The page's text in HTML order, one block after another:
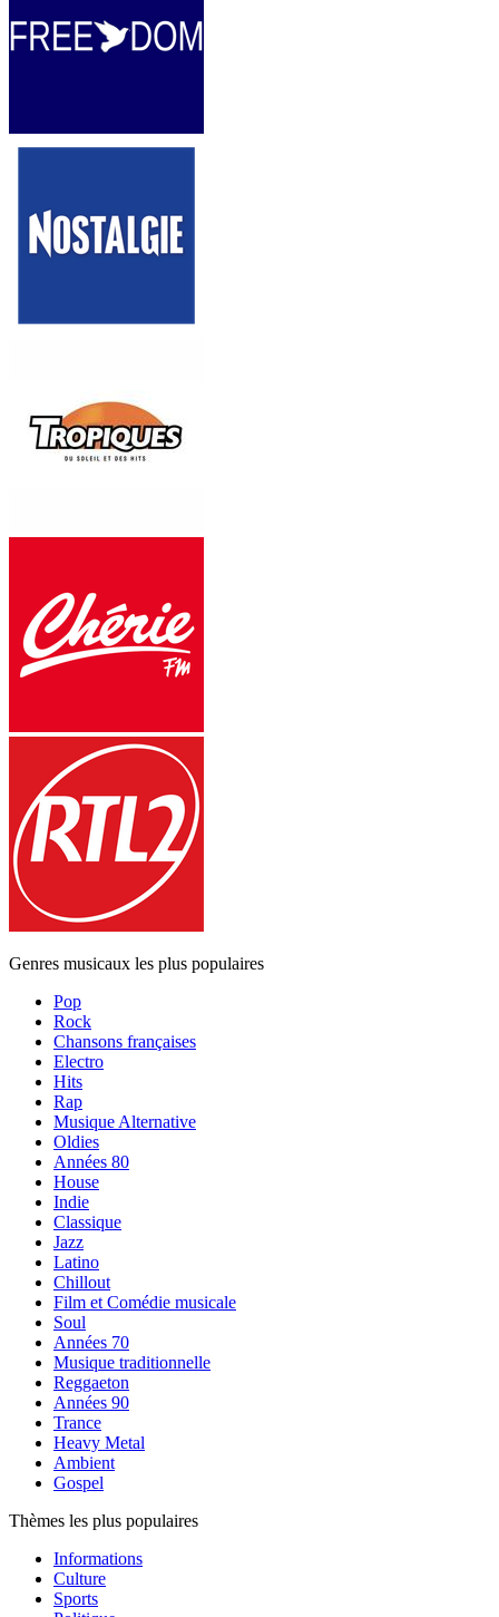
Genres musicaux les plus populaires
Pop
Rock
Chansons françaises
Electro
Hits
Rap
Musique Alternative
Oldies
Années 80
House
Indie
Classique
Jazz
Latino
Chillout
Film et Comédie musicale
Soul
Années 70
Musique traditionnelle
Reggaeton
Années 90
Trance
Heavy Metal
Ambient
Gospel
Thèmes les plus populaires
Informations
Culture
Sports